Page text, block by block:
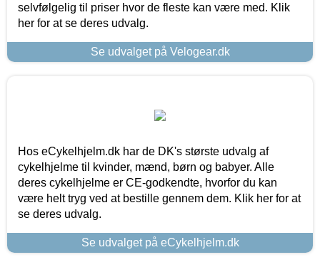
selvfølgelig til priser hvor de fleste kan være med. Klik
her for at se deres udvalg.
Se udvalget på Velogear.dk
Hos eCykelhjelm.dk har de DK's største udvalg af
cykelhjelme til kvinder, mænd, børn og babyer. Alle
deres cykelhjelme er CE-godkendte, hvorfor du kan
være helt tryg ved at bestille gennem dem. Klik her for at
se deres udvalg.
Se udvalget på eCykelhjelm.dk